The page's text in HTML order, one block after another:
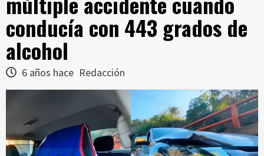
conducía con 443 grados de
alcohol
6 años hace Redacción